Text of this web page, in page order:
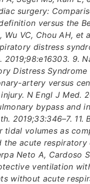
surgery:
versus the
Wu VC, Chou AH,
distress
2019;98:e16303. 9.
Distress
artery versus
N Engl J Med.
bypass and
2019;33:346–7.
tidal volumes as
acute respiratory
Neto A, Cardoso
ventilation
without acute